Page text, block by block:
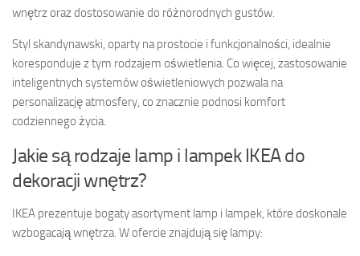
wnętrz oraz dostosowanie do różnorodnych gustów.
Styl skandynawski, oparty na prostocie i funkcjonalności, idealnie
koresponduje z tym rodzajem oświetlenia. Co więcej, zastosowanie
inteligentnych systemów oświetleniowych pozwala na
personalizację atmosfery, co znacznie podnosi komfort
codziennego życia.
Jakie są rodzaje lamp i lampek IKEA do
dekoracji wnętrz?
IKEA prezentuje bogaty asortyment lamp i lampek, które doskonale
wzbogacają wnętrza. W ofercie znajdują się lampy: